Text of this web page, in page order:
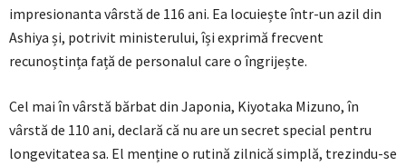
impresionanta vârstă de 116 ani. Ea locuiește într-un azil din
Ashiya și, potrivit ministerului, își exprimă frecvent
recunoștința față de personalul care o îngrijește.
Cel mai în vârstă bărbat din Japonia, Kiyotaka Mizuno, în
vârstă de 110 ani, declară că nu are un secret special pentru
longevitatea sa. El menține o rutină zilnică simplă, trezindu-se